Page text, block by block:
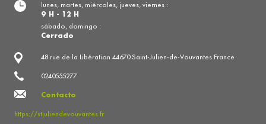
48 rue de la Libération 44670 Saint-Julien-de-Vouvantes France
0240555277
Contacto
https://stjuliendevouvantes.fr
lunes, martes, miércoles, jueves, viernes :
9 H - 12 H
sábado, domingo :
Cerrado